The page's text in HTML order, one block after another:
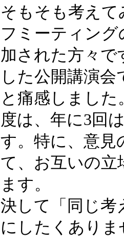
そもそも考え
フミーティン
加された方々
した公開講演
と痛感しまし
度は、年に3回
す。特に、意見
て、お互いの
ます。
決して「同じ考
にしたくありま